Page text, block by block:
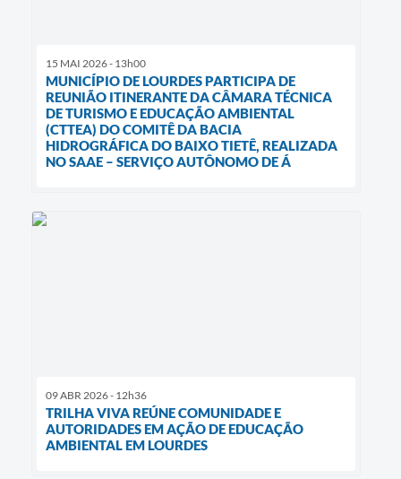
15 MAI 2026 - 13h00
MUNICÍPIO DE LOURDES PARTICIPA DE
REUNIÃO ITINERANTE DA CÂMARA TÉCNICA
DE TURISMO E EDUCAÇÃO AMBIENTAL
(CTTEA) DO COMITÊ DA BACIA
HIDROGRÁFICA DO BAIXO TIETÊ, REALIZADA
NO SAAE – SERVIÇO AUTÔNOMO DE Á
09 ABR 2026 - 12h36
TRILHA VIVA REÚNE COMUNIDADE E
AUTORIDADES EM AÇÃO DE EDUCAÇÃO
AMBIENTAL EM LOURDES